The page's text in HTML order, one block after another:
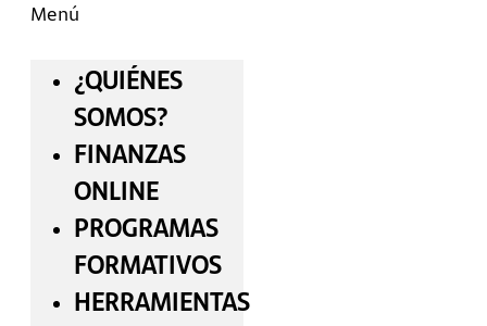
Menú
¿QUIÉNES
SOMOS?
FINANZAS
ONLINE
PROGRAMAS
FORMATIVOS
HERRAMIENTAS